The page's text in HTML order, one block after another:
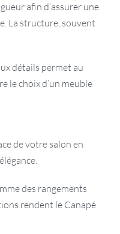
afin d’assurer une
La structure, souvent
détails permet au
le choix d’un meuble
de votre salon en
des rangements
rendent le Canapé